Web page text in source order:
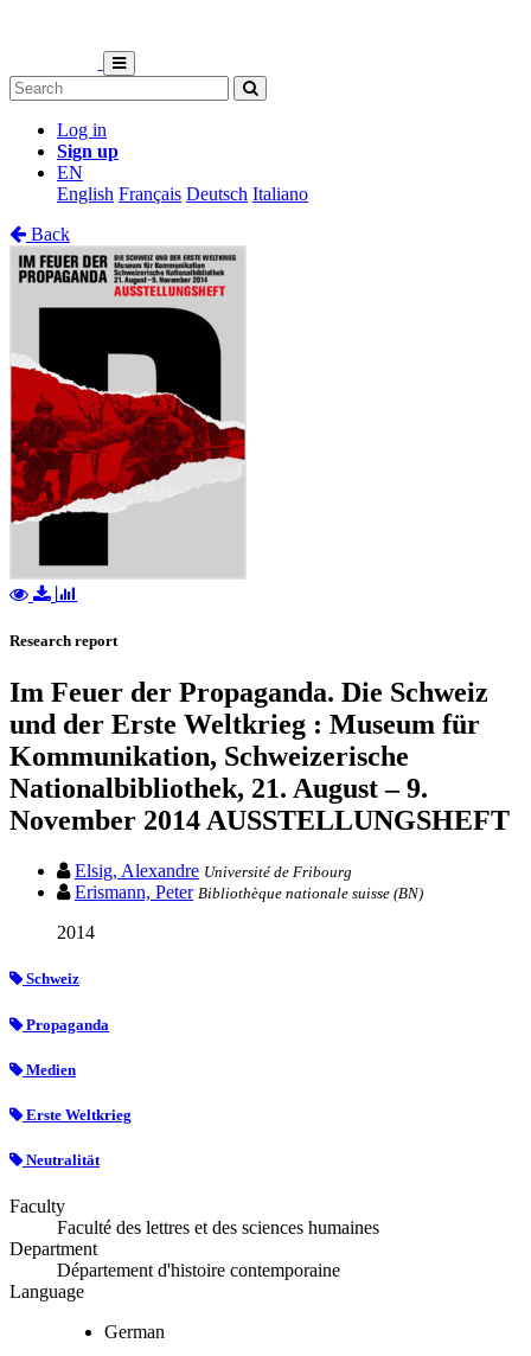
Log in
Sign up
EN
English Français Deutsch Italiano
Back
Research report
Im Feuer der Propaganda. Die Schweiz
und der Erste Weltkrieg : Museum für
Kommunikation, Schweizerische
Nationalbibliothek, 21. August – 9.
November 2014 AUSSTELLUNGSHEFT
Elsig, Alexandre Université de Fribourg
Erismann, Peter Bibliothèque nationale suisse (BN)
2014
Schweiz
Propaganda
Medien
Erste Weltkrieg
Neutralität
Faculty
Faculté des lettres et des sciences humaines
Department
Département d'histoire contemporaine
Language
German